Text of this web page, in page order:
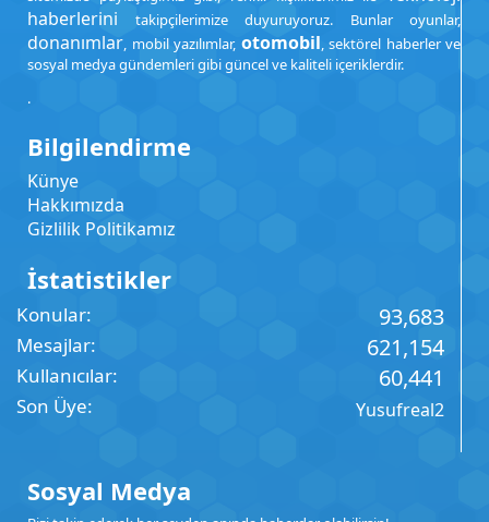
haberlerini takipçilerimize duyuruyoruz. Bunlar oyunlar,
donanımlar, mobil yazılımlar, otomobil, sektörel haberler ve
sosyal medya gündemleri gibi güncel ve kaliteli içeriklerdir.
.
Bilgilendirme
Künye
Hakkımızda
Gizlilik Politikamız
İstatistikler
Konular 93,683
Mesajlar 621,154
Kullanıcılar 60,441
Son Üye Yusufreal2
Sosyal Medya